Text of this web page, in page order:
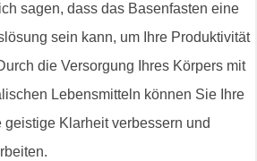
sagen, dass das Basenfasten eine
sein kann, um Ihre Produktivität
die Versorgung Ihres Körpers mit
Lebensmitteln können Sie Ihre
geistige Klarheit verbessern und